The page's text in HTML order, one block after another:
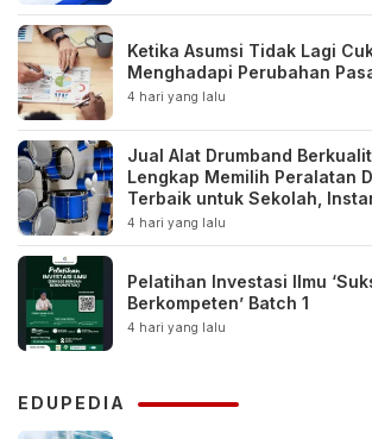
Ketika Asumsi Tidak Lagi
Menghadapi Perubahan
4 hari yang lalu
Jual Alat Drumband
Lengkap Memilih Peralatan
Terbaik untuk Sekolah,
Komunitas
4 hari yang lalu
Pelatihan Investasi Ilmu
Berkompeten’ Batch 1
4 hari yang lalu
EDUPEDIA